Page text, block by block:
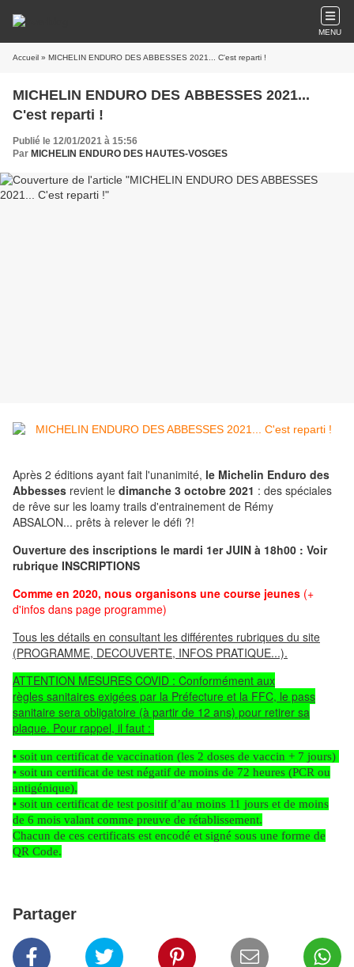
MENU
Accueil » MICHELIN ENDURO DES ABBESSES 2021... C'est reparti !
MICHELIN ENDURO DES ABBESSES 2021...
C'est reparti !
Publié le 12/01/2021 à 15:56
Par MICHELIN ENDURO DES HAUTES-VOSGES
Après 2 éditions ayant fait l'unanimité, le Michelin Enduro des
Abbesses revient le dimanche 3 octobre 2021 : des spéciales
de rêve sur les loamy trails d'entrainement de Rémy
ABSALON... prêts à relever le défi ?!
Ouverture des inscriptions le mardi 1er JUIN à 18h00 : Voir
rubrique INSCRIPTIONS
Comme en 2020, nous organisons une course jeunes (+
d'infos dans page programme)
Tous les détails en consultant les différentes rubriques du site
(PROGRAMME, DECOUVERTE, INFOS PRATIQUE...).
ATTENTION MESURES COVID : Conformément aux
règles sanitaires exigées par la Préfecture et la FFC, le pass
sanitaire sera obligatoire (à partir de 12 ans) pour retirer sa
plaque. Pour rappel, il faut :
• soit un certificat de vaccination (les 2 doses de vaccin + 7 jours)
• soit un certificat de test négatif de moins de 72 heures (PCR ou
antigénique),
• soit un certificat de test positif d’au moins 11 jours et de moins
de 6 mois valant comme preuve de rétablissement.
Chacun de ces certificats est encodé et signé sous une forme de
QR Code.
Partager